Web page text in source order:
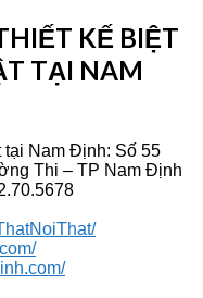
KẾ BIỆT
TẠI NAM
Nam Định: Số 55
Thi – TP Nam Định